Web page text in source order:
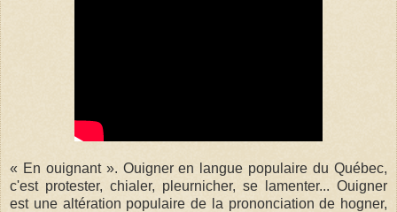
« En ouignant ». Ouigner en langue populaire du Québec,
c'est protester, chialer, pleurnicher, se lamenter... Ouigner
est une altération populaire de la prononciation de hogner,